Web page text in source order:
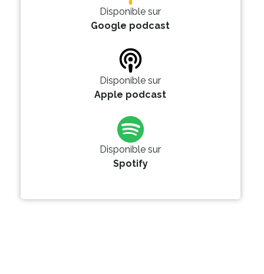
Disponible sur
Google podcast
Disponible sur
Apple podcast
Disponible sur
Spotify